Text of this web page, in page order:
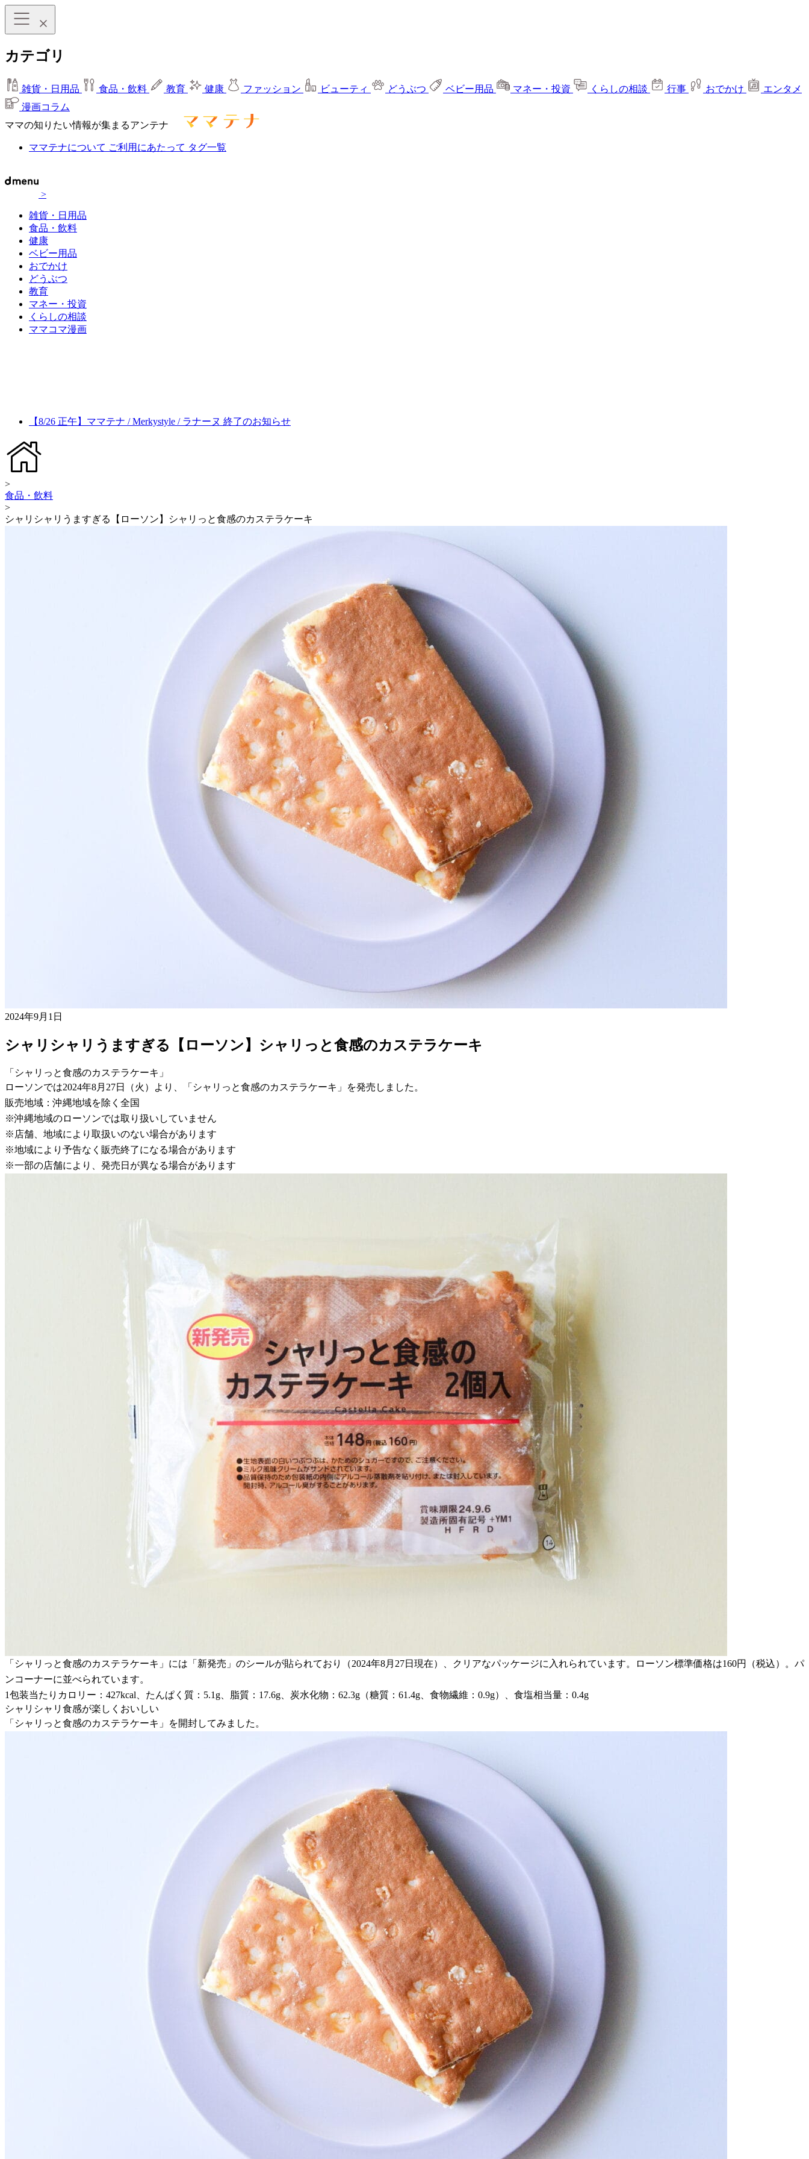
カテゴリ
雑貨・日用品 食品・飲料 教育 健康 ファッション ビューティ どうぶつ ベビー用品 マネー・投資 くらしの相談 行事 おでかけ
エンタメ
漫画コラム
ママの知りたい情報が集まるアンテナ
ママテナについて ご利用にあたって タグ一覧
>
雑貨・日用品
食品・飲料
健康
ベビー用品
おでかけ
どうぶつ
教育
マネー・投資
くらしの相談
ママコマ漫画
【8/26 正午】ママテナ / Merkystyle / ラナーヌ 終了のお知らせ
>
食品・飲料
>
シャリシャリうますぎる【ローソン】シャリっと食感のカステラケーキ
2024年9月1日
シャリシャリうますぎる【ローソン】シャリっと食感のカステラケーキ
「シャリっと食感のカステラケーキ」
ローソンでは2024年8月27日（火）より、「シャリっと食感のカステラケーキ」を発売しました。
販売地域：沖縄地域を除く全国
※沖縄地域のローソンでは取り扱いしていません
※店舗、地域により取扱いのない場合があります
※地域により予告なく販売終了になる場合があります
※一部の店舗により、発売日が異なる場合があります
「シャリっと食感のカステラケーキ」には「新発売」のシールが貼られており（2024年8月27日現在）、クリアなパッケージに入れられています。ローソン標準価格は160円（税込）。パ
ンコーナーに並べられています。
1包装当たりカロリー：427kcal、たんぱく質：5.1g、脂質：17.6g、炭水化物：62.3g（糖質：61.4g、食物繊維：0.9g）、食塩相当量：0.4g
シャリシャリ食感が楽しくおいしい
「シャリっと食感のカステラケーキ」を開封してみました。